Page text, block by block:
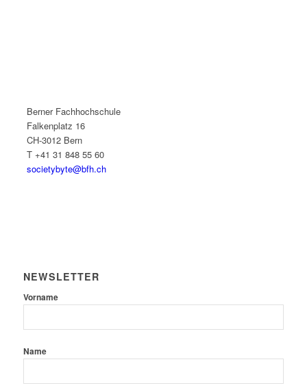
Berner Fachhochschule
Falkenplatz 16
CH-3012 Bern
T +41 31 848 55 60
societybyte@bfh.ch
NEWSLETTER
Vorname
Name